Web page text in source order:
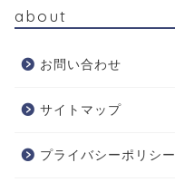
about
お問い合わせ
サイトマップ
プライバシーポリシー